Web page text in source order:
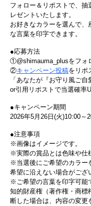
フォロー＆リポストで、
レゼントいたします。
お好きなカラーを選んで
な言葉を印字できます。
●応募方法
①@shimauma_plusをフォ
②キャンペーン投稿をリポ
「あなたが『お守り風ご
or引用リポストで当選確率
●キャンペーン期間
2026年5月26日(火)10:00～
●注意事項
※画像はイメージです。
※実際の賞品とは色味や仕
※当選後にご希望のカラー
希望に沿えない場合がござ
※ご希望の言葉を印字可能
知的財産権（著作権・商標
断した場合は、内容の変更